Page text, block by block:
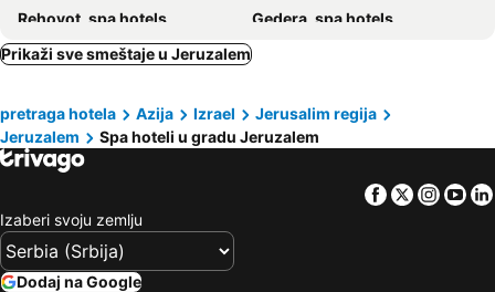
Rehovot, spa hotels
Gedera, spa hotels
Yad Hashmona, spa hotels
Nablus, spa hotels
Ein Zurim, spa hotels
Jericó, spa hotels
Prikaži sve smeštaje u Jeruzalem
pretraga hotela Azija Izrael
Jerusalim regija
Jeruzalem
Spa hoteli u gradu Jeruzalem
Facebook
Twitter
Izaberi svoju zemlju
Dodaj na Google